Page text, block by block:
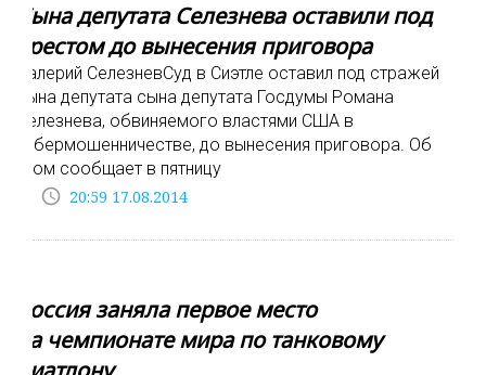
Сына депутата Селезнева оставили под
арестом до вынесения приговора
Валерий СелезневСуд в Сиэтле оставил под стражей
сына депутата сына депутата Госдумы Романа
Селезнева, обвиняемого властями США в
кибермошенничестве, до вынесения приговора. Об
этом сообщает в пятницу
access_time 20:59 17.08.2014
Россия заняла первое место
на чемпионате мира по танковому